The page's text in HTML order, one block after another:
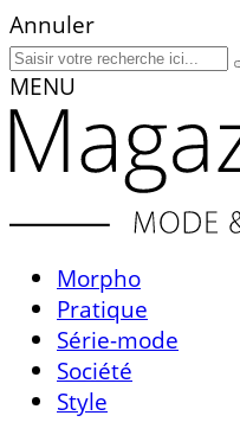
Annuler
MENU
Morpho
Pratique
Série-mode
Société
Style